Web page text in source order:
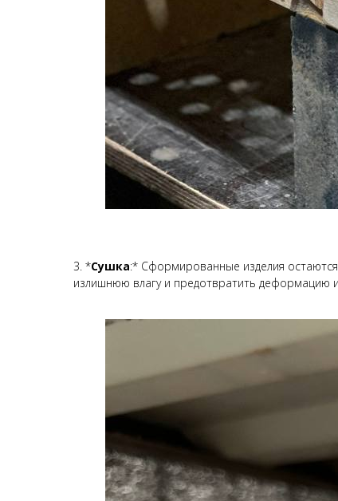
3. *Сушка:* Сформированные изделия
излишнюю влагу и предотвратить деформацию